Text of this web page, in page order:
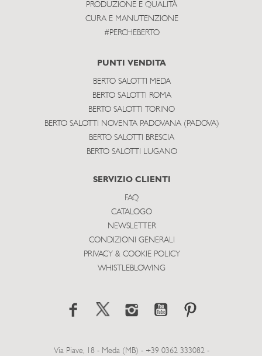
PRODUZIONE E QUALITÀ
CURA E MANUTENZIONE
#PERCHEBERTO
PUNTI VENDITA
BERTO SALOTTI MEDA
BERTO SALOTTI ROMA
BERTO SALOTTI TORINO
BERTO SALOTTI NOVENTA PADOVANA (PADOVA)
BERTO SALOTTI BRESCIA
BERTO SALOTTI LUGANO
SERVIZIO CLIENTI
FAQ
CATALOGO
NEWSLETTER
CONDIZIONI GENERALI
PRIVACY & COOKIE POLICY
WHISTLEBLOWING
Via Piave, 18 - Meda (MB) - +39 0362 333082 -